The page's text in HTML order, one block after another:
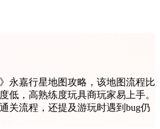
永嘉行星地图攻略，该地图流程比
低，高熟练度玩具商玩家易上手。
关流程，还提及游玩时遇到bug仍